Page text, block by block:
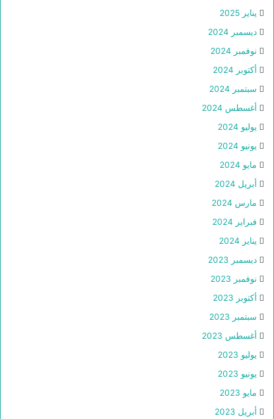
يناير 2025
ديسمبر 2024
نوفمبر 2024
أكتوبر 2024
سبتمبر 2024
أغسطس 2024
يوليو 2024
يونيو 2024
مايو 2024
أبريل 2024
مارس 2024
فبراير 2024
يناير 2024
ديسمبر 2023
نوفمبر 2023
أكتوبر 2023
سبتمبر 2023
أغسطس 2023
يوليو 2023
يونيو 2023
مايو 2023
أبريل 2023